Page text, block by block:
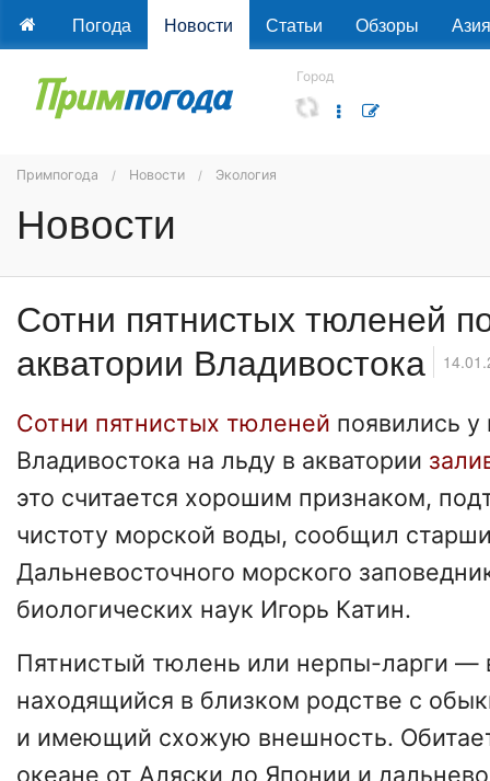
Погода Новости Статьи Обзоры Азия
Город
Примпогода Новости Экология
Новости
Сотни пятнистых тюленей
акватории Владивостока
Сотни пятнистых тюленей появились
Владивостока на льду в акватории
это считается хорошим признаком,
чистоту морской воды, сообщил
Дальневосточного морского
биологических наук Игорь Катин.
Пятнистый тюлень или нерпы-ларги —
находящийся в близком родстве с
и имеющий схожую внешность.
океане от Аляски до Японии и